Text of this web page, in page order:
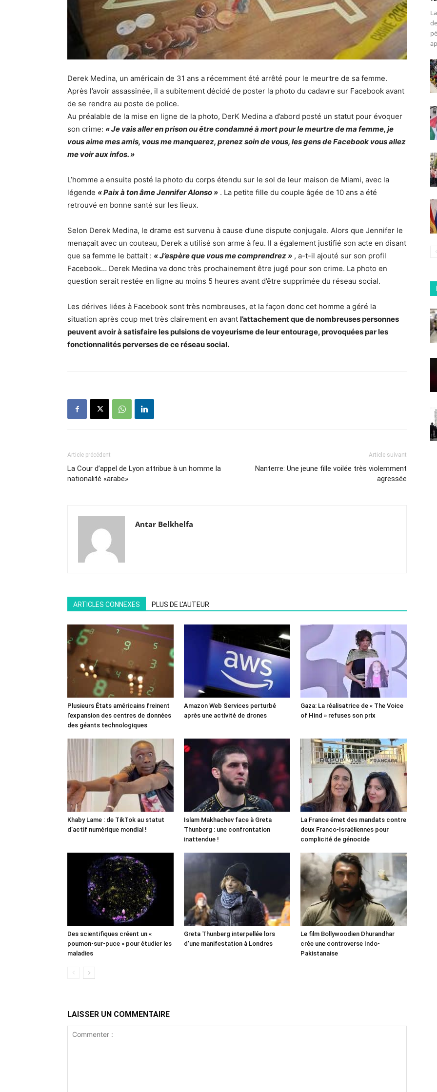
Derek Medina, un américain de 31 ans a récemment été arrêté pour le meurtre de sa femme.
Après l’avoir assassinée, il a subitement décidé de poster la photo du cadavre sur Facebook avant
de se rendre au poste de police.
Au préalable de la mise en ligne de la photo, DerK Medina a d’abord posté un statut pour évoquer
son crime: « Je vais aller en prison ou être condamné à mort pour le meurtre de ma femme, je
vous aime mes amis, vous me manquerez, prenez soin de vous, les gens de Facebook vous allez
me voir aux infos. »
L’homme a ensuite posté la photo du corps étendu sur le sol de leur maison de Miami, avec la
légende « Paix à ton âme Jennifer Alonso » . La petite fille du couple âgée de 10 ans a été
retrouvé en bonne santé sur les lieux.
Selon Derek Medina, le drame est survenu à cause d’une dispute conjugale. Alors que Jennifer le
menaçait avec un couteau, Derek a utilisé son arme à feu. Il a également justifié son acte en disant
que sa femme le battait : « J’espère que vous me comprendrez » , a-t-il ajouté sur son profil
Facebook… Derek Medina va donc très prochainement être jugé pour son crime. La photo en
question serait restée en ligne au moins 5 heures avant d’être supprimée du réseau social.
Les dérives liées à Facebook sont très nombreuses, et la façon donc cet homme a géré la
situation après coup met très clairement en avant l’attachement que de nombreuses personnes
peuvent avoir à satisfaire les pulsions de voyeurisme de leur entourage, provoquées par les
fonctionnalités perverses de ce réseau social.
Article précédent
La Cour d’appel de Lyon attribue à un homme la
nationalité «arabe»
Article suivant
Nanterre: Une jeune fille voilée très violemment
agressée
Antar Belkhelfa
ARTICLES CONNEXES PLUS DE L'AUTEUR
Plusieurs États américains freinent
l’expansion des centres de données
des géants technologiques
Amazon Web Services perturbé
après une activité de drones
Gaza: La réalisatrice de « The Voice
of Hind » refuses son prix
Khaby Lame : de TikTok au statut
d’actif numérique mondial !
Islam Makhachev face à Greta
Thunberg : une confrontation
inattendue !
La France émet des mandats contre
deux Franco-Israéliennes pour
complicité de génocide
Des scientifiques créent un «
poumon-sur-puce » pour étudier les
maladies
Greta Thunberg interpellée lors
d’une manifestation à Londres
Le film Bollywoodien Dhurandhar
crée une controverse Indo-
Pakistanaise
LAISSER UN COMMENTAIRE